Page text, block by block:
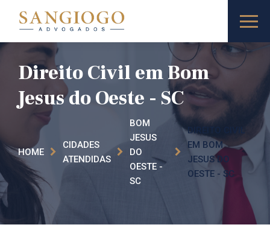
Direito Civil em Bom
Jesus do Oeste - SC
HOME
CIDADES
ATENDIDAS
BOM
JESUS
DO
OESTE -
SC
DIREITO CIVIL
EM BOM
JESUS DO
OESTE - SC